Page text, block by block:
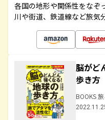
各国の地形や関係性をなぞ
川や街道、鉄道線など旅気
脳がど
歩き方
BOOKS